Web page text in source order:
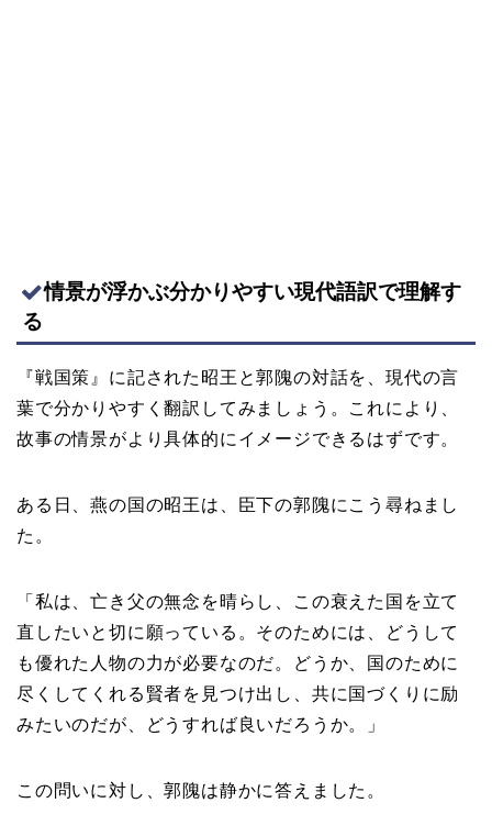
情景が浮かぶ分かりやすい現代語訳で理解す
る
『戦国策』に記された昭王と郭隗の対話を、現代の言
葉で分かりやすく翻訳してみましょう。これにより、
故事の情景がより具体的にイメージできるはずです。
ある日、燕の国の昭王は、臣下の郭隗にこう尋ねまし
た。
「私は、亡き父の無念を晴らし、この衰えた国を立て
直したいと切に願っている。そのためには、どうして
も優れた人物の力が必要なのだ。どうか、国のために
尽くしてくれる賢者を見つけ出し、共に国づくりに励
みたいのだが、どうすれば良いだろうか。」
この問いに対し、郭隗は静かに答えました。